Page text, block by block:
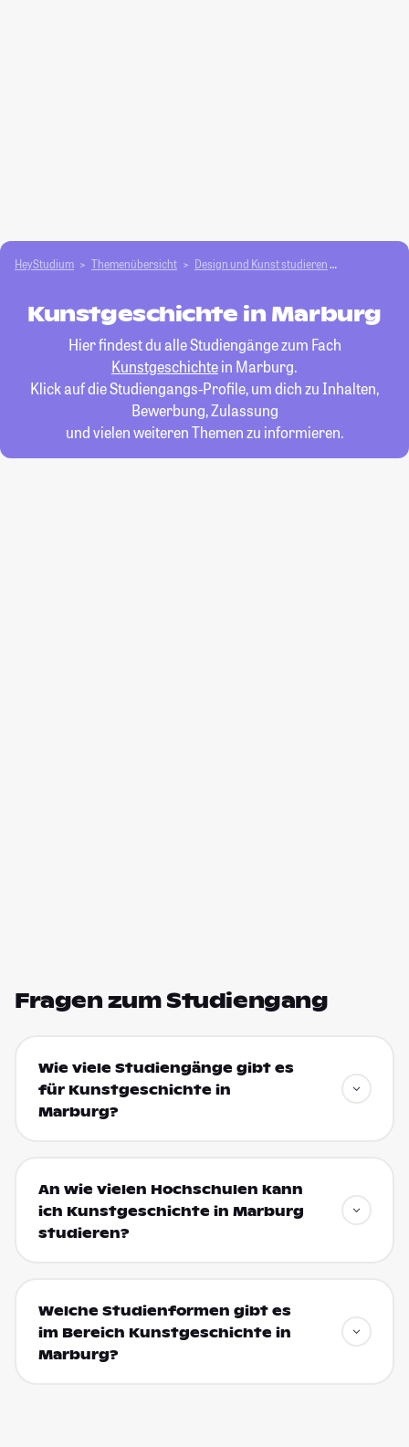
HeyStudium Themenübersicht Design und Kunst studieren
Kunstgeschichte in Marburg
Hier findest du alle Studiengänge zum Fach
Kunstgeschichtein Marburg.
Klick auf die Studiengangs-Profile, um dich zu Inhalten,
Bewerbung, Zulassung
und vielen weiteren Themen zu informieren.
Fragen zum Studiengang
Wie viele Studiengänge gibt es
für Kunstgeschichte in
Marburg?
An wie vielen Hochschulen kann
ich Kunstgeschichte in Marburg
studieren?
Welche Studienformen gibt es
im Bereich Kunstgeschichte in
Marburg?